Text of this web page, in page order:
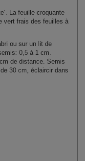
La feuille croquante
vert frais des feuilles à
ou sur un lit de
0,5 à 1 cm.
de distance. Semis
30 cm, éclaircir dans